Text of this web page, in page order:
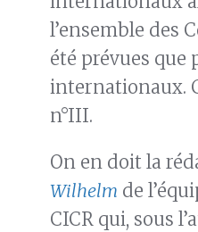
l’ensemble des
été prévues
internationaux.
n°III.
On en doit la
Wilhelm de
CICR qui, sous